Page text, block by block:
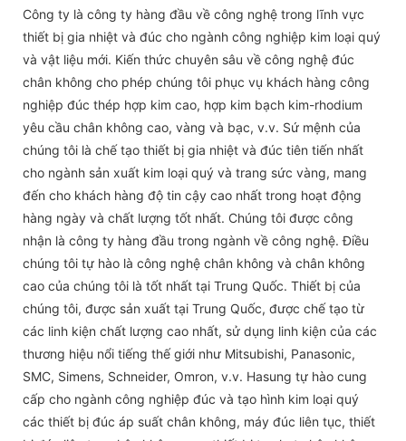
Công ty là công ty hàng đầu về công nghệ trong lĩnh vực
thiết bị gia nhiệt và đúc cho ngành công nghiệp kim loại quý
và vật liệu mới. Kiến thức chuyên sâu về công nghệ đúc
chân không cho phép chúng tôi phục vụ khách hàng công
nghiệp đúc thép hợp kim cao, hợp kim bạch kim-rhodium
yêu cầu chân không cao, vàng và bạc, v.v. Sứ mệnh của
chúng tôi là chế tạo thiết bị gia nhiệt và đúc tiên tiến nhất
cho ngành sản xuất kim loại quý và trang sức vàng, mang
đến cho khách hàng độ tin cậy cao nhất trong hoạt động
hàng ngày và chất lượng tốt nhất. Chúng tôi được công
nhận là công ty hàng đầu trong ngành về công nghệ. Điều
chúng tôi tự hào là công nghệ chân không và chân không
cao của chúng tôi là tốt nhất tại Trung Quốc. Thiết bị của
chúng tôi, được sản xuất tại Trung Quốc, được chế tạo từ
các linh kiện chất lượng cao nhất, sử dụng linh kiện của các
thương hiệu nổi tiếng thế giới như Mitsubishi, Panasonic,
SMC, Simens, Schneider, Omron, v.v. Hasung tự hào cung
cấp cho ngành công nghiệp đúc và tạo hình kim loại quý
các thiết bị đúc áp suất chân không, máy đúc liên tục, thiết